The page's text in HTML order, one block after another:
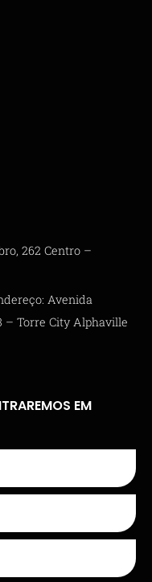
262 Centro –
Avenida
– Torre City Alphaville
EM